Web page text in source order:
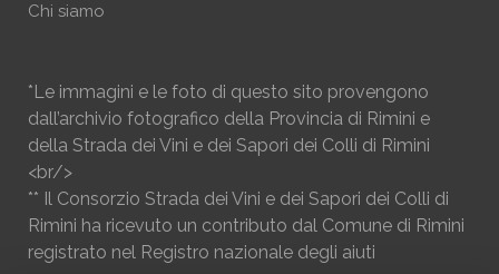
Chi siamo
*Le immagini e le foto di questo sito provengono
dall’archivio fotografico della Provincia di Rimini e
della Strada dei Vini e dei Sapori dei Colli di Rimini
<br/>
** Il Consorzio Strada dei Vini e dei Sapori dei Colli di
Rimini ha ricevuto un contributo dal Comune di Rimini
registrato nel Registro nazionale degli aiuti